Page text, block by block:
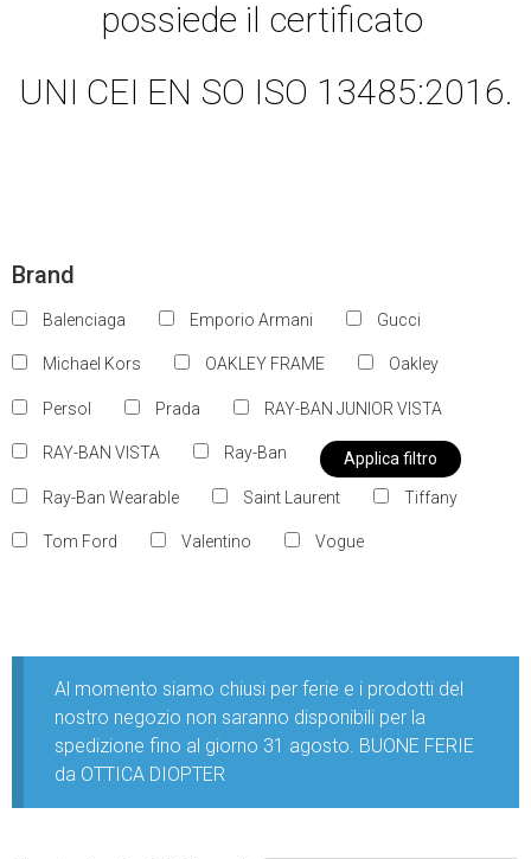
possiede il certificato
UNI CEI EN SO ISO 13485:2016.
Brand
Balenciaga Emporio Armani Gucci
Michael Kors OAKLEY FRAME Oakley
Persol Prada RAY-BAN JUNIOR VISTA
RAY-BAN VISTA Ray-Ban
Ray-Ban Wearable Saint Laurent Tiffany
Tom Ford Valentino Vogue
Applica filtro
Al momento siamo chiusi per ferie e i prodotti del
nostro negozio non saranno disponibili per la
spedizione fino al giorno 31 agosto. BUONE FERIE
da OTTICA DIOPTER